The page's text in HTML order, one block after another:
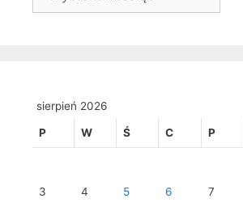
sierpień 2026
P W Ś C P
3 4 5 6 7